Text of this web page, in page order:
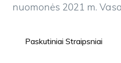
nuomonės 2021 m.
Paskutiniai Straipsniai